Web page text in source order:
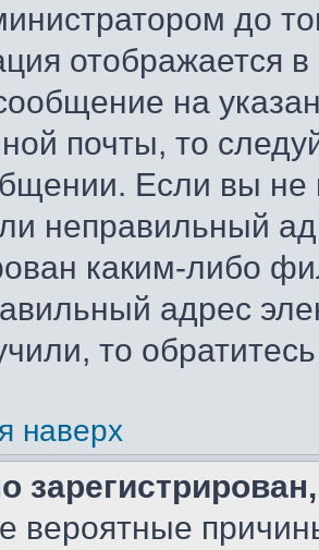
до
отображается
на
почты, то
Если вы
неправильный
каким-либо
адрес
то
наверх
вероятные